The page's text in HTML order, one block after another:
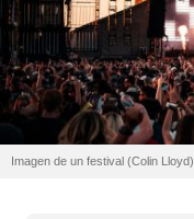
Imagen de un festival (Colin Lloyd)